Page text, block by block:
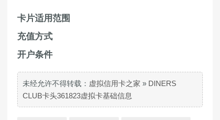
卡片适用范围
充值方式
开户条件
未经允许不得转载： 虚拟信用卡之家 » DINERS
CLUB卡头361823虚拟卡基础信息